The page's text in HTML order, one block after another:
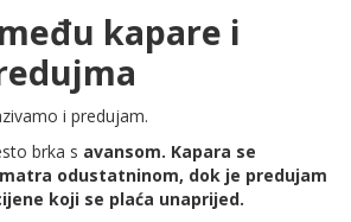
kapare i
i predujam.
brka s avansom. Kapara se
odustatninom, dok je predujam
koji se plaća unaprijed.